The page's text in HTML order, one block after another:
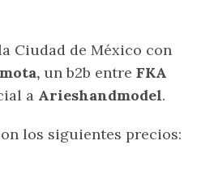
Ciudad de México con
un b2b entre FKA
a Arieshandmodel.
los siguientes precios: